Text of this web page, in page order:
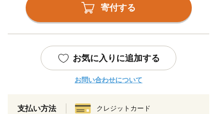
寄付する
お気に入りに追加する
お問い合わせについて
支払い方法 クレジットカード